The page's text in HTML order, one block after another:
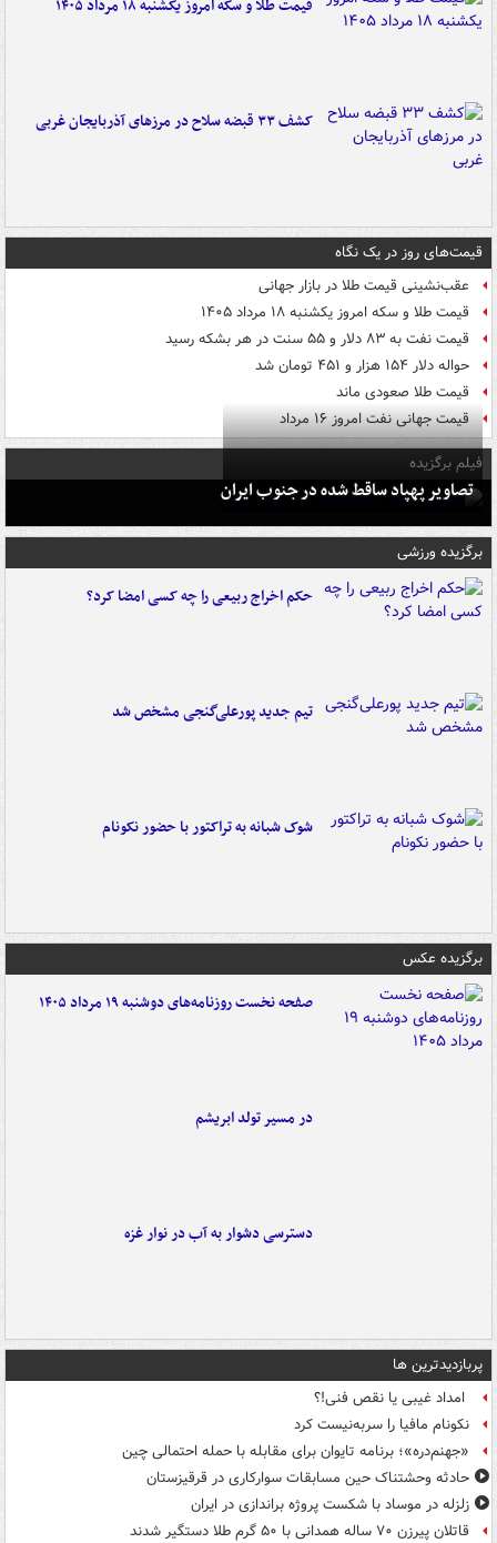
قیمت طلا و سکه امروز یکشنبه ۱۸ مرداد ۱۴۰۵
کشف ۳۳ قبضه سلاح در مرزهای آذربایجان غربی
قیمت‌های روز در یک نگاه
عقب‌نشینی قیمت طلا در بازار جهانی
قیمت طلا و سکه امروز یکشنبه ۱۸ مرداد ۱۴۰۵
قیمت نفت به ۸۳ دلار و ۵۵ سنت در هر بشکه رسید
حواله دلار ۱۵۴ هزار و ۴۵۱ تومان شد
قیمت طلا صعودی ماند
قیمت جهانی نفت امروز ۱۶ مرداد
فیلم برگزیده
تصاویر پهپاد ساقط شده در جنوب ایران
برگزیده ورزشی
حکم اخراج ربیعی را چه کسی امضا کرد؟
تیم جدید پورعلی‌گنجی مشخص شد
شوک شبانه به تراکتور با حضور نکونام
برگزیده عکس
صفحه نخست روزنامه‌های دوشنبه ۱۹ مرداد ۱۴۰۵
در مسیر تولد ابریشم
دسترسی دشوار به آب در نوار غزه
پربازدیدترین ها
امداد غیبی یا نقص فنی!؟
نکونام مافیا را سربه‌نیست کرد
«جهنم‌دره»؛ برنامه تایوان برای مقابله با حمله احتمالی چین
حادثه وحشتناک حین مسابقات سوارکاری در قرقیزستان
زلزله در موساد با شکست پروژه براندازی در ایران
قاتلان پیرزن ۷۰ ساله همدانی با ۵۰ گرم طلا دستگیر شدند